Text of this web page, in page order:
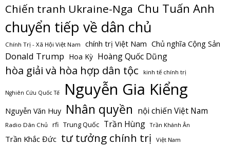
Chiến tranh Ukraine-Nga Chu Tuấn Anh
chuyển tiếp về dân chủ
Chính Trị - Xã Hội Việt Nam chính trị Việt Nam Chủ nghĩa Cộng Sản
Donald Trump Hoa Kỳ Hoàng Quốc Dũng
hòa giải và hòa hợp dân tộc kinh tế chính trị
Nghiên Cứu Quốc Tế Nguyễn Gia Kiểng
Nguyễn Văn Huy Nhân quyền nội chiến Việt Nam
Radio Dân Chủ rfi Trung Quốc Trần Hùng Trần Khánh Ân
Trần Khắc Đức tư tưởng chính trị Việt Nam